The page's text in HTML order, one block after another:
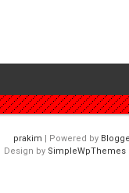
| Powered by
Design by SimpleWpThemes